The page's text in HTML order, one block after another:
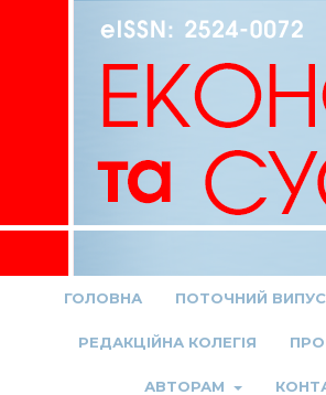
ГОЛОВНА ПОТОЧНИЙ
РЕДАКЦІЙНА КОЛЕГІЯ
АВТОРАМ